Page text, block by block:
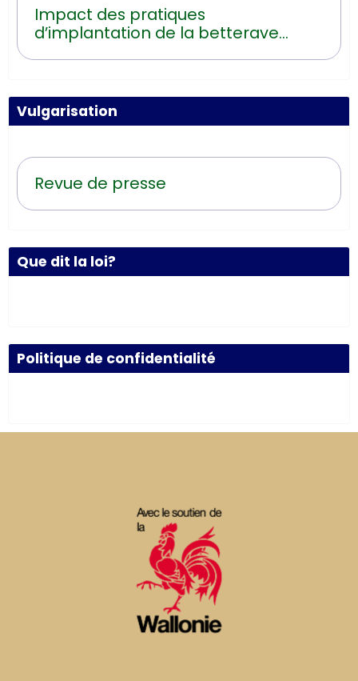
Impact des pratiques
d’implantation de la betterave
Vulgarisation
Revue de presse
Que dit la loi?
Politique de confidentialité